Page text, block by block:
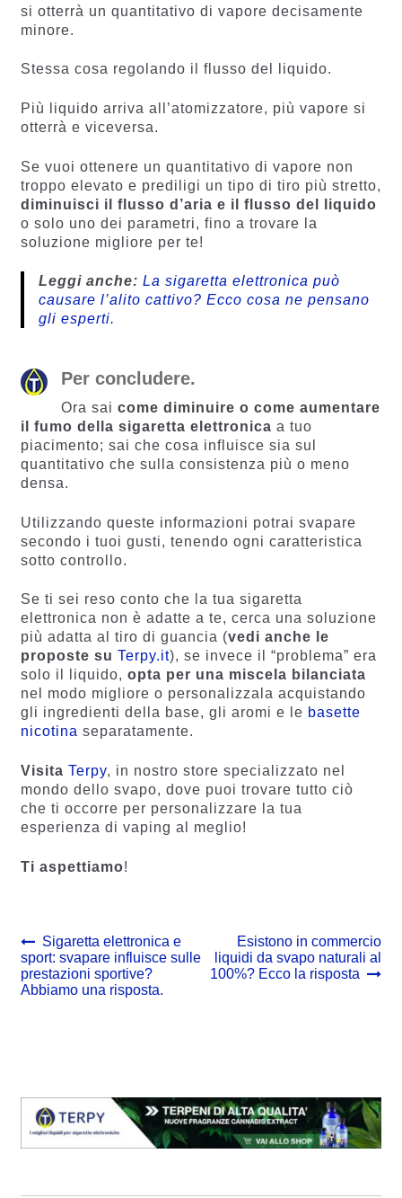
si otterrà un quantitativo di vapore decisamente
minore.
Stessa cosa regolando il flusso del liquido.
Più liquido arriva all’atomizzatore, più vapore si
otterrà e viceversa.
Se vuoi ottenere un quantitativo di vapore non
troppo elevato e prediligi un tipo di tiro più stretto,
diminuisci il flusso d’aria e il flusso del liquido
o solo uno dei parametri, fino a trovare la
soluzione migliore per te!
Leggi anche: La sigaretta elettronica può
causare l’alito cattivo? Ecco cosa ne pensano
gli esperti.
Per concludere.
Ora sai come diminuire o come aumentare
il fumo della sigaretta elettronica a tuo
piacimento; sai che cosa influisce sia sul
quantitativo che sulla consistenza più o meno
densa.
Utilizzando queste informazioni potrai svapare
secondo i tuoi gusti, tenendo ogni caratteristica
sotto controllo.
Se ti sei reso conto che la tua sigaretta
elettronica non è adatte a te, cerca una soluzione
più adatta al tiro di guancia (vedi anche le
proposte su Terpy.it), se invece il “problema” era
solo il liquido, opta per una miscela bilanciata
nel modo migliore o personalizzala acquistando
gli ingredienti della base, gli aromi e le basette
nicotina separatamente.
Visita Terpy, in nostro store specializzato nel
mondo dello svapo, dove puoi trovare tutto ciò
che ti occorre per personalizzare la tua
esperienza di vaping al meglio!
Ti aspettiamo!
Navigazione
articoli
Previous
post:
Sigaretta elettronica e
sport: svapare influisce sulle
prestazioni sportive?
Abbiamo una risposta.
Next
post:
Esistono in commercio
liquidi da svapo naturali al
100%? Ecco la risposta